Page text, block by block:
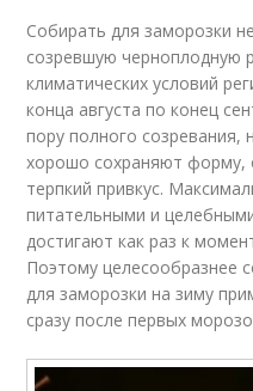
Собирать для заморозки
созревшую черноплодную
климатических условий
конца августа по конец
пору полного созревания,
хорошо сохраняют
терпкий привкус.
питательными и
достигают как раз к
Поэтому целесообразнее
для заморозки на зиму
сразу после первых